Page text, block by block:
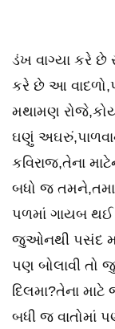
ડંખ વાગ્યા કરે છે
કરે છે આ
મથામણ
ઘણું
કવિરાજ,તેના
બધો જ
પળમાં ગાયબ થઈ
જુઓનથી પસંદ
પણ બોલાવી તો
દિલમા?તેના
બધી જ વાતોમાં